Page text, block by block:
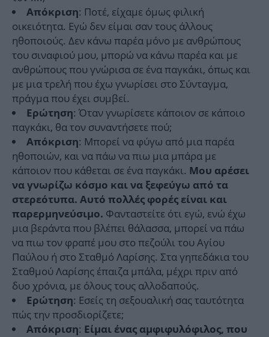
Απόκριση: Ποτέ, είχαμε όμως φιλική
οικειότητα. Εγώ δεν είμαι σαν τους άλλους
ηθοποιούς. Δεν κάνω παρέα μόνο με ανθρώπους
του σιναφιού μου, μπορώ να κάνω παρέα και με
ανθρώπους που γνώρισα σε ένα παγκάκι, όπως και
με μια τρελή που έχω γνωρίσει στο Σύνταγμα,
πράγμα που έχει συμβεί.
Ερώτηση: Όταν γνωρίσετε κάποιον σε κάποιο
παγκάκι, θα τον συναντήσετε πού;
Απόκριση: Μπορεί να φύγω από μια παρέα
ηθοποιών, και να πάω να πιω μια μπάρα με
κάποιον που κάθεται σε ένα παγκάκι. Μου αρέσει
να γνωρίζω κόσμο και να ξεφεύγω από τα
στερεότυπα. Αυτό πολλές φορές είναι και
παρερμηνεύσιμο. Φανταστείτε ότι εγώ, ενώ έχω
μια βεράντα που βλέπει θάλασσα, μπορεί να πάω
να πιω τον φραπέ μου στο πεζούλι του Αγίου
Παύλου ή στο Σταθμό Λαρίσης. Στα γηπεδάκια του
Σταθμού Λαρίσης έπαιζα μπάλα, μέχρι πριν από
δυο χρόνια, με όλους τους αλλοδαπούς.
Ερώτηση: Εσείς τη σεξουαλική σας ταυτότητα
πώς την προσδιορίζετε;
Απόκριση: Είμαι ένας αμφιφυλόφιλος, που